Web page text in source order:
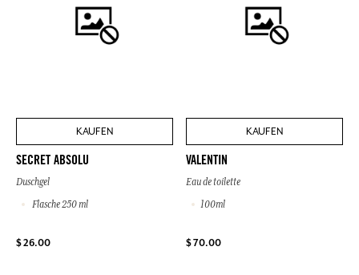
KAUFEN
SECRET ABSOLU
Duschgel
Flasche 250 ml
$ 26.00
KAUFEN
VALENTIN
Eau de toilette
100ml
$ 70.00